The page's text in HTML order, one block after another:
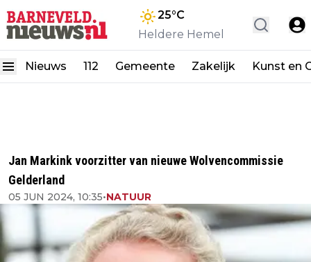
25°C
Heldere Hemel
Nieuws 112 Gemeente Zakelijk Kunst en
Jan Markink voorzitter van nieuwe Wolvencommissie
Gelderland
05 JUN 2024, 10:35•NATUUR